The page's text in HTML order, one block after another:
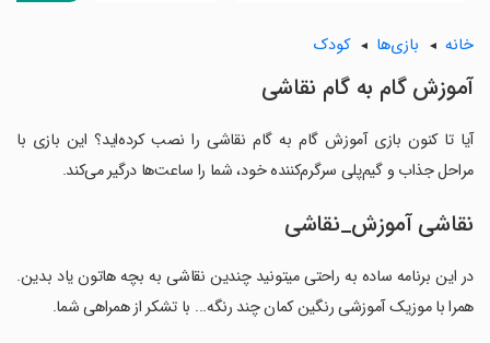
خانه بازی‌ها کودک
آموزش گام به گام نقاشی
آیا تا کنون بازی آموزش گام به گام نقاشی را نصب کرده‌اید؟ این بازی با
مراحل جذاب و گیم‌پلی سرگرم‌کننده خود، شما را ساعت‌ها درگیر می‌کند.
نقاشی آموزش_نقاشی
در این برنامه ساده به راحتی میتونید چندین نقاشی به بچه هاتون یاد بدین.
همرا با موزیک آموزشی رنگین کمان چند رنگه... با تشکر از همراهی شما.